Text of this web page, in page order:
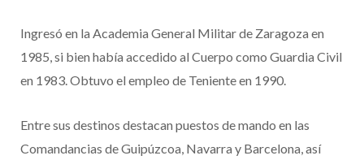
Ingresó en la Academia General Militar de Zaragoza en
1985, si bien había accedido al Cuerpo como Guardia Civil
en 1983. Obtuvo el empleo de Teniente en 1990.
Entre sus destinos destacan puestos de mando en las
Comandancias de Guipúzcoa, Navarra y Barcelona, así